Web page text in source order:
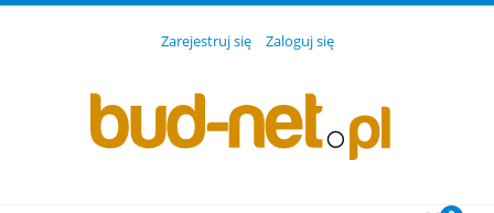
Zarejestruj się Zaloguj się